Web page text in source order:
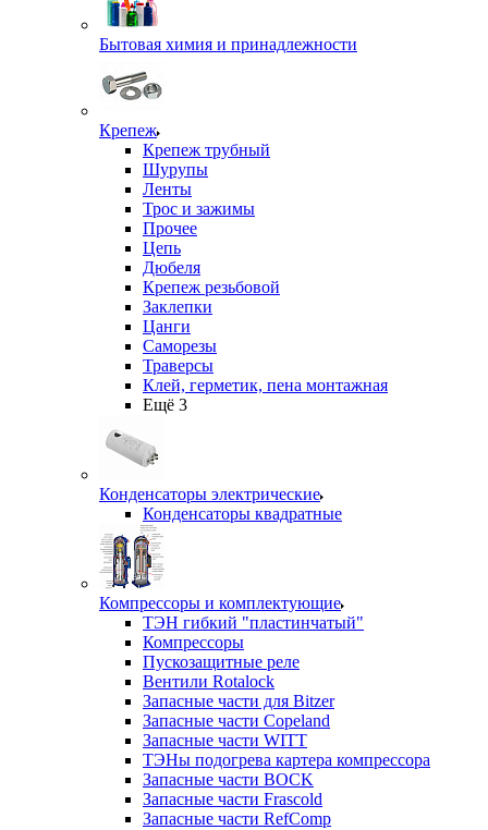
Бытовая химия и принадлежности
Крепеж
Крепеж трубный
Шурупы
Ленты
Трос и зажимы
Прочее
Цепь
Дюбеля
Крепеж резьбовой
Заклепки
Цанги
Саморезы
Траверсы
Клей, герметик, пена монтажная
Ещё 3
Конденсаторы электрические
Конденсаторы квадратные
Компрессоры и комплектующие
ТЭН гибкий "пластинчатый"
Компрессоры
Пускозащитные реле
Вентили Rotalock
Запасные части для Bitzer
Запасные части Copeland
Запасные части WITT
ТЭНы подогрева картера компрессора
Запасные части BOCK
Запасные части Frascold
Запасные части RefComp